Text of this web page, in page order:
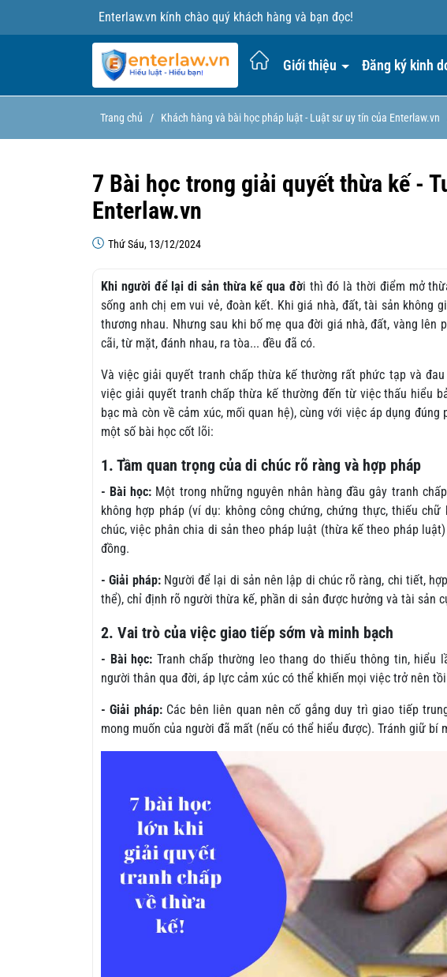
Enterlaw.vn kính chào quý khách hàng và bạn đọc!
Giới thiệu Đăng ký kinh
Trang chủ / Khách hàng và bài học pháp luật - Luật sư uy tín của Enterlaw.vn
7 Bài học trong giải quyết thừa kế -
Enterlaw.vn
Thứ Sáu, 13/12/2024
Khi người để lại di sản thừa kế qua đời thì đó là thời điểm mở
sống anh chị em vui vẻ, đoàn kết. Khi giá nhà, đất, tài sản không
thương nhau. Nhưng sau khi bố mẹ qua đời giá nhà, đất, vàng lên
cãi, từ mặt, đánh nhau, ra tòa... đều đã có.
Và việc giải quyết tranh chấp thừa kế thường rất phức tạp và
việc giải quyết tranh chấp thừa kế thường đến từ việc thấu hiểu
bạc mà còn về cảm xúc, mối quan hệ), cùng với việc áp dụng
một số bài học cốt lõi:
1. Tầm quan trọng của di chúc rõ ràng và hợp pháp
- Bài học: Một trong những nguyên nhân hàng đầu gây tranh
không hợp pháp (ví dụ: không công chứng, chứng thực, thiếu
chúc, việc phân chia di sản theo pháp luật (thừa kế theo pháp
đồng.
- Giải pháp:Người để lại di sản nên lập di chúc rõ ràng, chi tiết,
thể), chỉ định rõ người thừa kế, phần di sản được hưởng và tài sản
2. Vai trò của việc giao tiếp sớm và minh bạch
- Bài học: Tranh chấp thường leo thang do thiếu thông tin, hiểu
người thân qua đời, áp lực cảm xúc có thể khiến mọi việc trở nên
- Giải pháp:Các bên liên quan nên cố gắng duy trì giao tiếp
mong muốn của người đã mất (nếu có thể hiểu được). Tránh giữ